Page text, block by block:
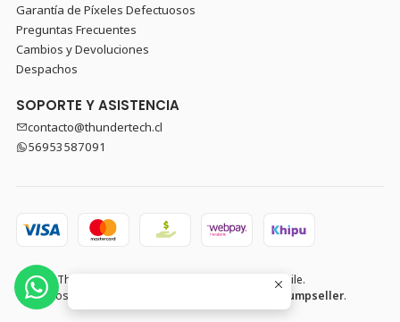
Garantía de Píxeles Defectuosos
Preguntas Frecuentes
Cambios y Devoluciones
Despachos
SOPORTE Y ASISTENCIA
contacto@thundertech.cl
56953587091
2026 Thundertech PC Gamer y Componentes en Chile.
Todos los derechos reservados.
Desarrollado por Jumpseller.